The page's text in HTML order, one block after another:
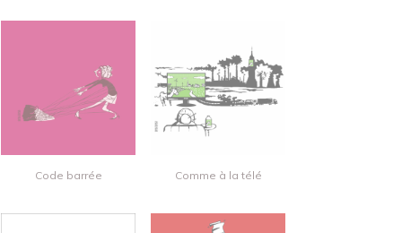
Code barrée Comme à la télé